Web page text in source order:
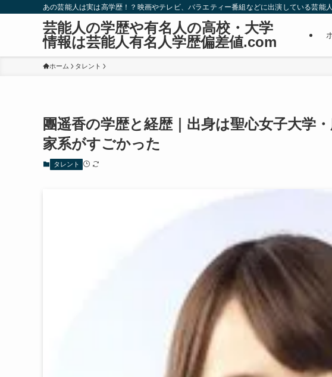
あの芸能人は実は高学歴！？映画やテレビ、バラエティー番組などに出演している芸
芸能人の学歴や有名人の高校・大学
情報は芸能人有名人学歴偏差値.com
ホーム タレント
團遥香の学歴と経歴｜出身は聖心女子大学
家系がすごかった
タレント